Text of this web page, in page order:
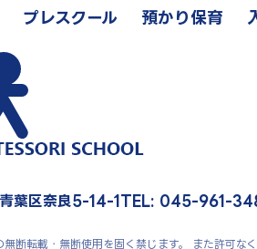
プレスクール 預かり保育
葉区奈良5-14-1 TEL: 045-961-
載・無断使用を固く禁じます。 また許可なく